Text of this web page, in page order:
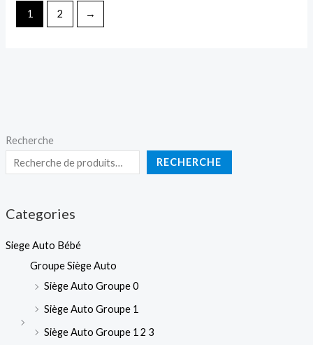
Recherche
RECHERCHE
Categories
Siege Auto Bébé
Groupe Siège Auto
Siège Auto Groupe 0
Siège Auto Groupe 1
Siège Auto Groupe 1 2 3
1 2 →